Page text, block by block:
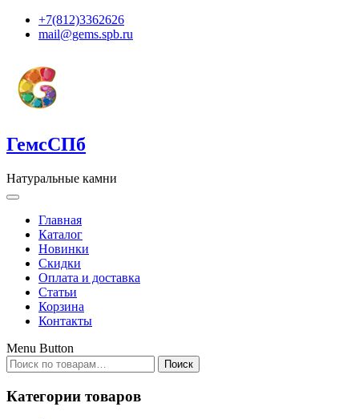
+7(812)3362626
mail@gems.spb.ru
ГемсСПб
Натуральные камни
Главная
Каталог
Новинки
Скидки
Оплата и доставка
Статьи
Корзина
Контакты
Menu Button
Искать:
Поиск
Категории товаров